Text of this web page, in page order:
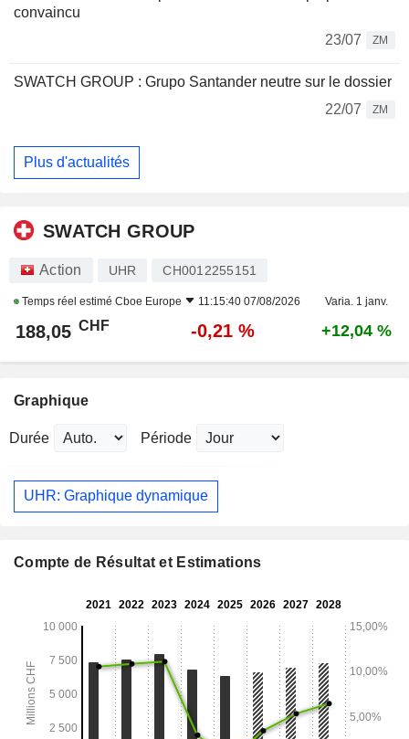
convaincu
23/07
ZM
SWATCH GROUP : Grupo Santander neutre sur le dossier
22/07
ZM
Plus d'actualités
SWATCH GROUP
Action UHR CH0012255151
Temps réel estimé Cboe Europe 11:15:40 07/08/2026 Varia. 1 janv.
188,05 CHF -0,21 % +12,04 %
Graphique
Durée Période
UHR: Graphique dynamique
Compte de Résultat et Estimations